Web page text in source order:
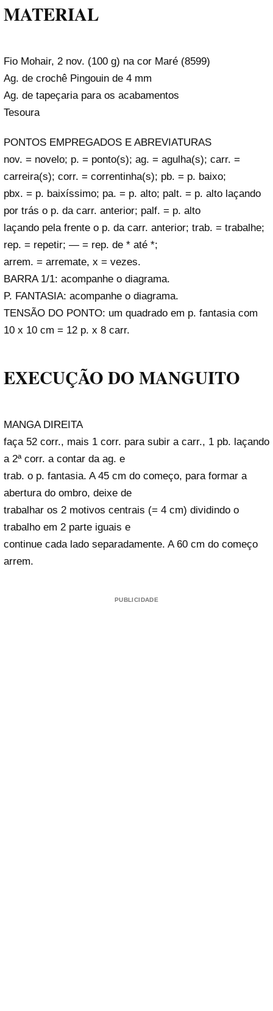
MATERIAL
Fio Mohair, 2 nov. (100 g) na cor Maré (8599)
Ag. de crochê Pingouin de 4 mm
Ag. de tapeçaria para os acabamentos
Tesoura
PONTOS EMPREGADOS E ABREVIATURAS
nov. = novelo; p. = ponto(s); ag. = agulha(s); carr. =
carreira(s); corr. = correntinha(s); pb. = p. baixo;
pbx. = p. baixíssimo; pa. = p. alto; palt. = p. alto laçando
por trás o p. da carr. anterior; palf. = p. alto
laçando pela frente o p. da carr. anterior; trab. = trabalhe;
rep. = repetir; — = rep. de * até *;
arrem. = arremate, x = vezes.
BARRA 1/1: acompanhe o diagrama.
P. FANTASIA: acompanhe o diagrama.
TENSÃO DO PONTO: um quadrado em p. fantasia com
10 x 10 cm = 12 p. x 8 carr.
EXECUÇÃO DO MANGUITO
MANGA DIREITA
faça 52 corr., mais 1 corr. para subir a carr., 1 pb. laçando
a 2ª corr. a contar da ag. e
trab. o p. fantasia. A 45 cm do começo, para formar a
abertura do ombro, deixe de
trabalhar os 2 motivos centrais (= 4 cm) dividindo o
trabalho em 2 parte iguais e
continue cada lado separadamente. A 60 cm do começo
arrem.
PUBLICIDADE